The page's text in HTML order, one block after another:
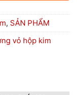
, SẢN PHẨM
vỏ hộp kim